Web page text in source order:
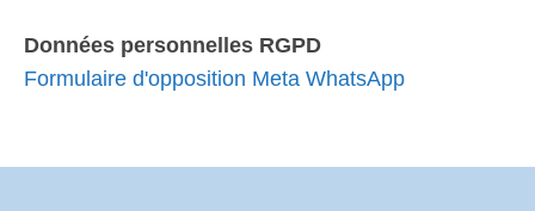
Données personnelles RGPD
Formulaire d'opposition Meta WhatsApp